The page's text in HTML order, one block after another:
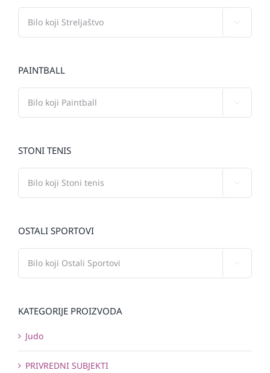
PAINTBALL
STONI TENIS
OSTALI SPORTOVI
KATEGORIJE PROIZVODA
Judo
PRIVREDNI SUBJEKTI